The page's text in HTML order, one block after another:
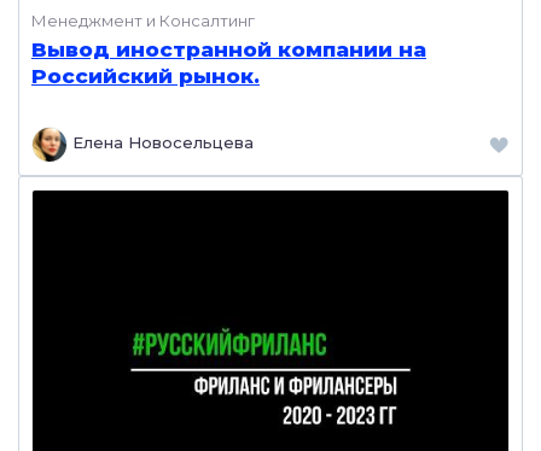
Менеджмент и Консалтинг
Вывод иностранной компании на
Российский рынок.
Елена Новосельцева